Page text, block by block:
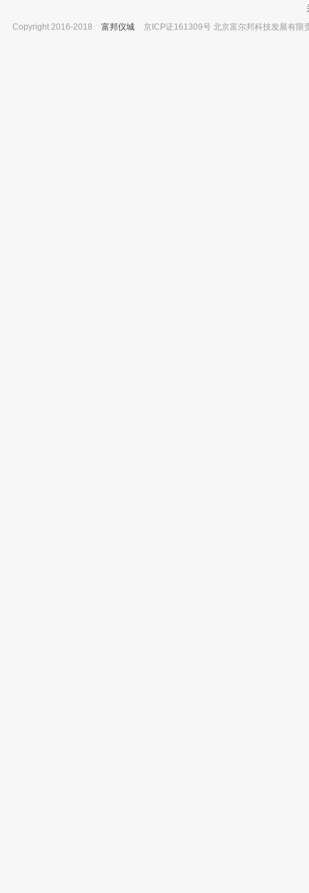
Copyright 2016-2018
富邦仪城 京ICP证161309号 北京富尔邦科技发展有